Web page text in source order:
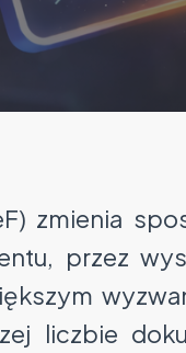
zmienia
przez
liczbie